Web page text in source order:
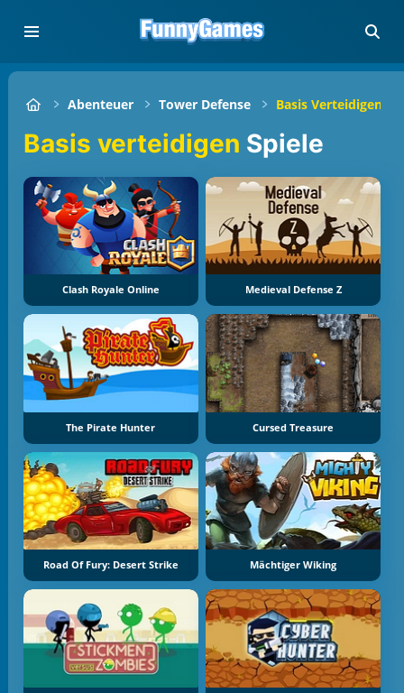
Abenteuer Tower Defense Basis Verteidigen
Basis verteidigen Spiele
Clash Royale Online Medieval Defense Z
The Pirate Hunter Cursed Treasure
Road Of Fury: Desert Strike Mächtiger Wiking